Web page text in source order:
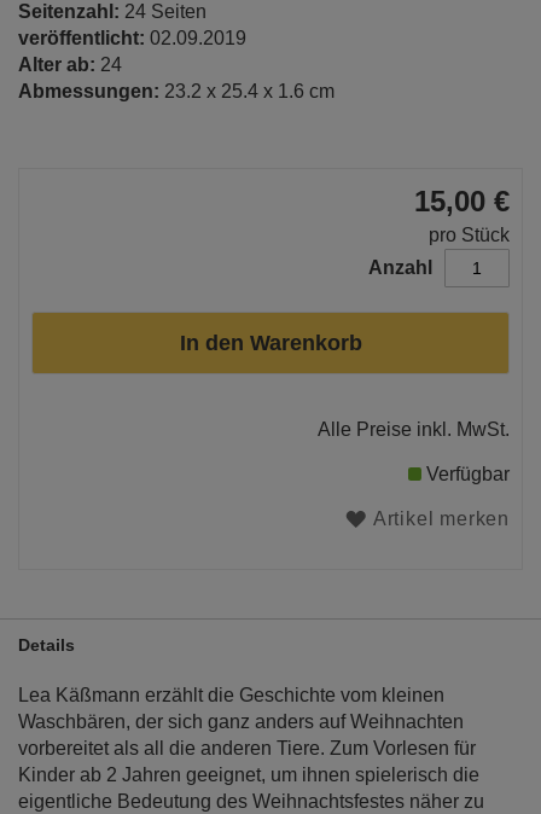
Seitenzahl: 24 Seiten
veröffentlicht: 02.09.2019
Alter ab: 24
Abmessungen: 23.2 x 25.4 x 1.6 cm
15,00 €
pro Stück
Anzahl
In den Warenkorb
Alle Preise inkl. MwSt.
Verfügbar
Artikel merken
Details
Lea Käßmann erzählt die Geschichte vom kleinen
Waschbären, der sich ganz anders auf Weihnachten
vorbereitet als all die anderen Tiere. Zum Vorlesen für
Kinder ab 2 Jahren geeignet, um ihnen spielerisch die
eigentliche Bedeutung des Weihnachtsfestes näher zu